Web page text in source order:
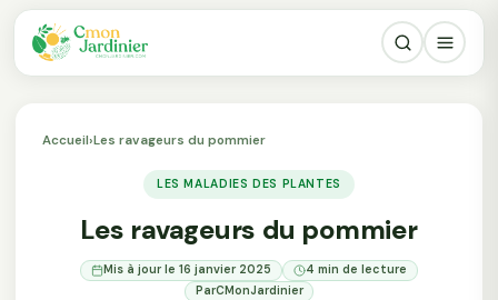
Accueil›Les ravageurs du pommier
LES MALADIES DES PLANTES
Les ravageurs du pommier
Mis à jour le 16 janvier 2025
4 min de lecture
ParCMonJardinier